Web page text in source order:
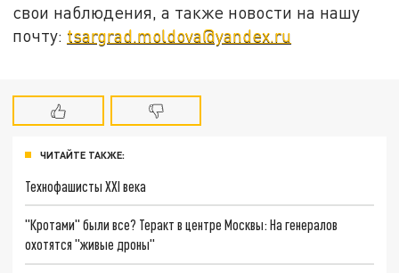
свои наблюдения, а также новости на нашу
почту: tsargrad.moldova@yandex.ru
ЧИТАЙТЕ ТАКЖЕ:
Технофашисты XXI века
"Кротами" были все? Теракт в центре Москвы: На генералов
охотятся "живые дроны"